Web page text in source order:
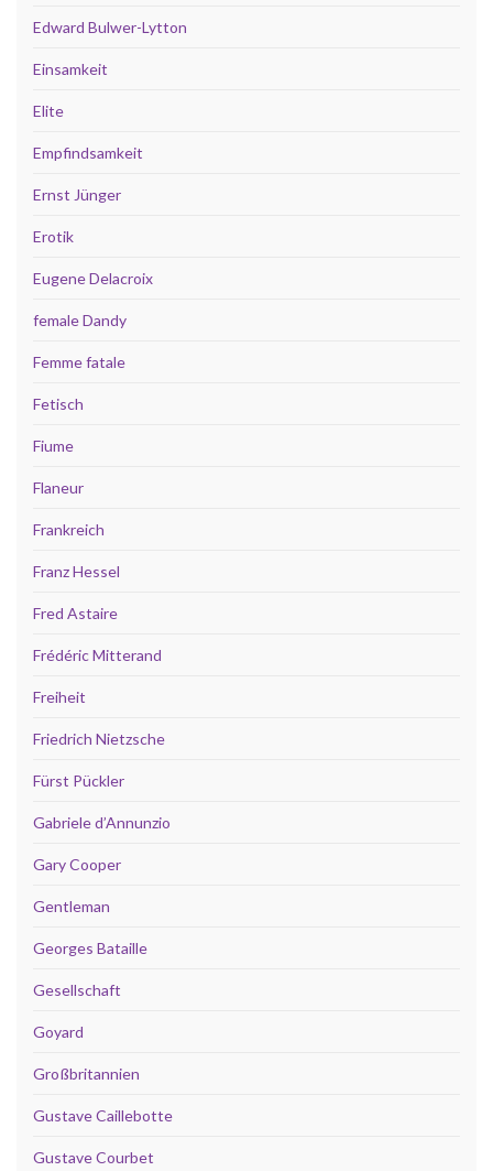
Edward Bulwer-Lytton
Einsamkeit
Elite
Empfindsamkeit
Ernst Jünger
Erotik
Eugene Delacroix
female Dandy
Femme fatale
Fetisch
Fiume
Flaneur
Frankreich
Franz Hessel
Fred Astaire
Frédéric Mitterand
Freiheit
Friedrich Nietzsche
Fürst Pückler
Gabriele d’Annunzio
Gary Cooper
Gentleman
Georges Bataille
Gesellschaft
Goyard
Großbritannien
Gustave Caillebotte
Gustave Courbet